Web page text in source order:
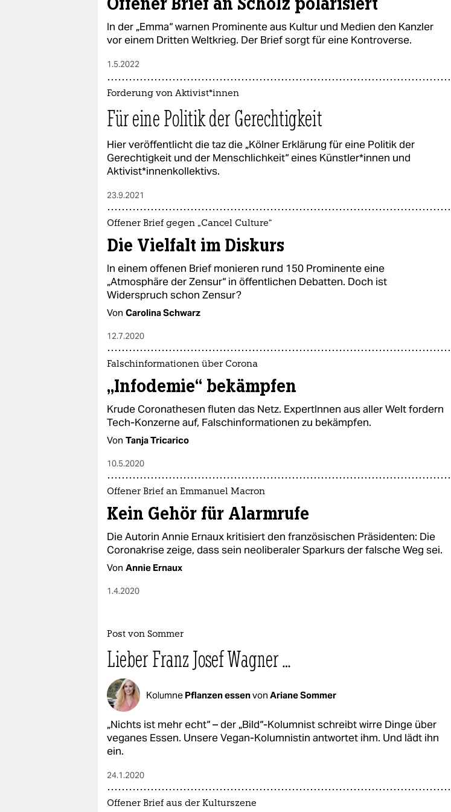
In der „Emma“ warnen Prominente aus Kultur und Medien den Kanzler
vor einem Dritten Weltkrieg. Der Brief sorgt für eine Kontroverse.
1.5.2022
Forderung von Ak­ti­vis­t*in­nen
Für eine Politik der Gerechtigkeit
Hier veröffentlicht die taz die „Kölner Erklärung für eine Politik der
Gerechtigkeit und der Menschlichkeit“ eines Künst­le­r*in­nen und
Aktivist*innenkollektivs.
23.9.2021
Offener Brief gegen „Cancel Culture“
Die Vielfalt im Diskurs
In einem offenen Brief monieren rund 150 Prominente eine
„Atmosphäre der Zensur“ in öffentlichen Debatten. Doch ist
Widerspruch schon Zensur?
Von Carolina Schwarz
12.7.2020
Falschinformationen über Corona
„Infodemie“ bekämpfen
Krude Coronathesen fluten das Netz. ExpertInnen aus aller Welt fordern
Tech-Konzerne auf, Falschinformationen zu bekämpfen.
Von Tanja Tricarico
10.5.2020
Offener Brief an Emmanuel Macron
Kein Gehör für Alarmrufe
Die Autorin Annie Ernaux kritisiert den französischen Präsidenten: Die
Coronakrise zeige, dass sein neoliberaler Sparkurs der falsche Weg sei.
Von Annie Ernaux
1.4.2020
Post von Sommer
Lieber Franz Josef Wagner …
Kolumne Pflanzen essenvon Ariane Sommer
„Nichts ist mehr echt“ – der „Bild“-Kolumnist schreibt wirre Dinge über
veganes Essen. Unsere Vegan-Kolumnistin antwortet ihm. Und lädt ihn
ein.
24.1.2020
Offener Brief aus der Kulturszene